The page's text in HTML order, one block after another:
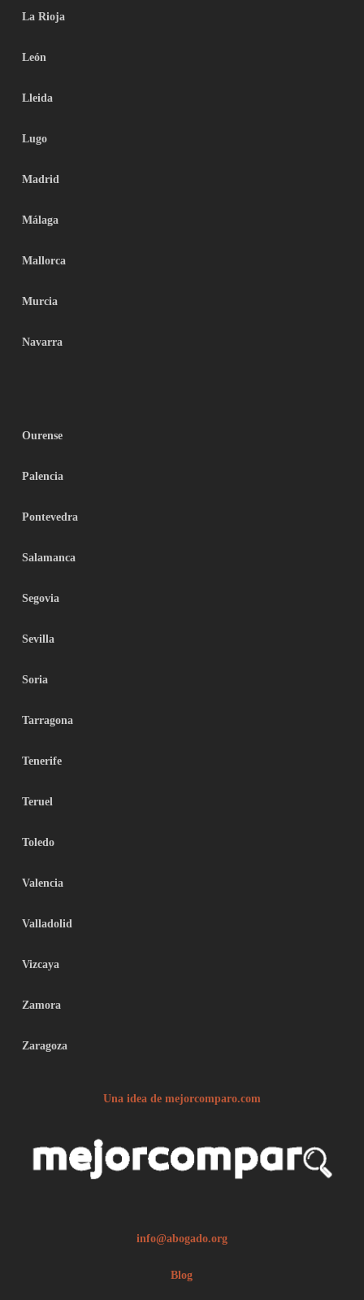
La Rioja
León
Lleida
Lugo
Madrid
Málaga
Mallorca
Murcia
Navarra
Ourense
Palencia
Pontevedra
Salamanca
Segovia
Sevilla
Soria
Tarragona
Tenerife
Teruel
Toledo
Valencia
Valladolid
Vizcaya
Zamora
Zaragoza
Una idea de mejorcomparo.com
info@abogado.org
Blog